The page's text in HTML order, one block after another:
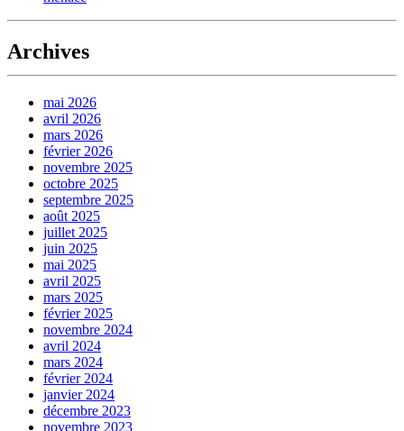
Archives
mai 2026
avril 2026
mars 2026
février 2026
novembre 2025
octobre 2025
septembre 2025
août 2025
juillet 2025
juin 2025
mai 2025
avril 2025
mars 2025
février 2025
novembre 2024
avril 2024
mars 2024
février 2024
janvier 2024
décembre 2023
novembre 2023